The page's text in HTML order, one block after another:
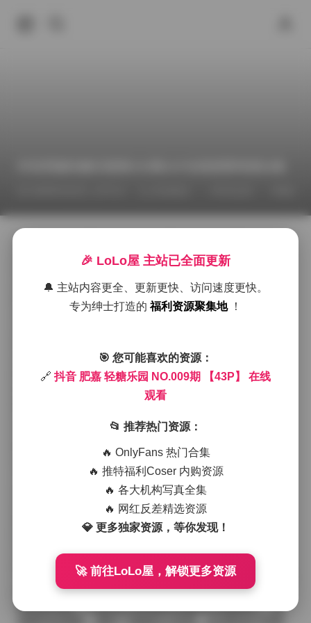
活力的色调，像是午后阳光透过薄纱洒在糖果店的橱窗
单却细节考究的单品：薄荷绿的针织短裙、奶油色的针
织开衫以及点缀着小珠子的白色运动鞋。每一件衣服都
在她的身上自然垂落，没有刻意的修饰，却让整体看起
低头整理裙摆时，指尖轻触裙摆的褶皱，光线在那一瞬
间把细腻的纹理拉伸出柔和的阴影；又或者她靠在墙
角，一只手随意地插在口袋里，另一只手拿着半块棉花
糖，表情略带羞涩又带着一点 mischievous 的笑意。这
些细节让人感觉不到摄影师的安排，更像是她在糖果世
界里随手记录下的小确幸。
整体氛围偏向温暖的粉橙调，背景则是简约的糖果店陈
设——透明的玻璃罐装满了各种颜色的软糖，墙面贴着
手绘的卡通图案，地面铺着浅木色的复古地砖。这样的
场景既不喧宾夺主，又为主体提供了丰富的色彩层次，
使得肥嘉的肤色在画面中更显白皙，而她的笑容也像是
被糖霜轻轻裹住，甜而不腻。
品，而是通过基础款的叠加和色彩的呼应，营造出一种
“日常里的小惊喜”。针织短裙的微弹性让她在做出轻微的
跳跃或转身时，裙摆会自然地随动作起伏，带来一种活
泼的律动感；开衫的松垮剪裁则在她低头或侧身时，形
🎉 LoLo屋 主站已全面更新
🔔 主站内容更全、更新更快、访问速度更快。
专为绅士打造的福利资源聚集地 ！
🎯 您可能喜欢的资源：
🔗 抖音 肥嘉 轻糖乐园 NO.009期 【43P】 在线
观看
📂 推荐热门资源：
🔥 OnlyFans 热门合集
🔥 推特福利Coser 内购资源
🔥 各大机构写真全集
🔥 网红反差精选资源
💎 更多独家资源，等你发现！
🚀 前往LoLo屋，解锁更多资源